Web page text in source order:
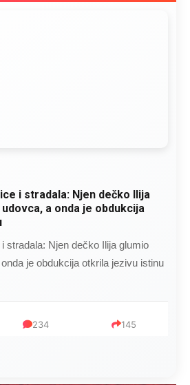
i stradala: Njen dečko Ilija
a onda je obdukcija
stradala: Njen dečko Ilija glumio
je obdukcija otkrila jezivu istinu
234 145